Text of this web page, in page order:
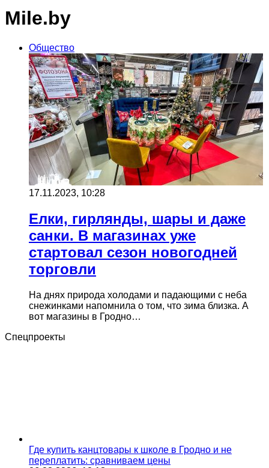
Mile.by
Общество
17.11.2023, 10:28
Елки, гирлянды, шары и даже
санки. В магазинах уже
стартовал сезон новогодней
торговли
На днях природа холодами и падающими с неба
снежинками напомнила о том, что зима близка. А
вот магазины в Гродно…
Спецпроекты
Где купить канцтовары к школе в Гродно и не
переплатить: сравниваем цены